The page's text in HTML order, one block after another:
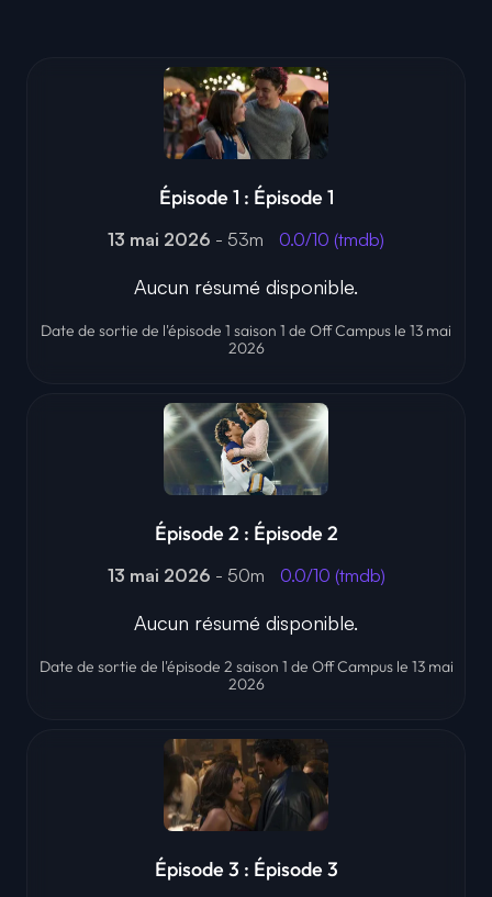
Épisode 1 : Épisode 1
13 mai 2026 - 53m 0.0/10 (tmdb)
Aucun résumé disponible.
Date de sortie de l'épisode 1 saison 1 de Off Campus le 13 mai
2026
Épisode 2 : Épisode 2
13 mai 2026 - 50m 0.0/10 (tmdb)
Aucun résumé disponible.
Date de sortie de l'épisode 2 saison 1 de Off Campus le 13 mai
2026
Épisode 3 : Épisode 3